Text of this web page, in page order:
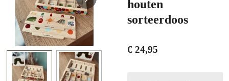
houten
sorteerdoos
€ 24,95